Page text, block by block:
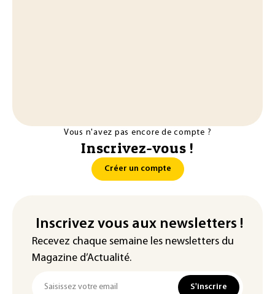
Vous n'avez pas encore de compte ?
Inscrivez-vous !
Créer un compte
Inscrivez vous aux newsletters !
Recevez chaque semaine les newsletters du
Magazine d’Actualité.
S'inscrire